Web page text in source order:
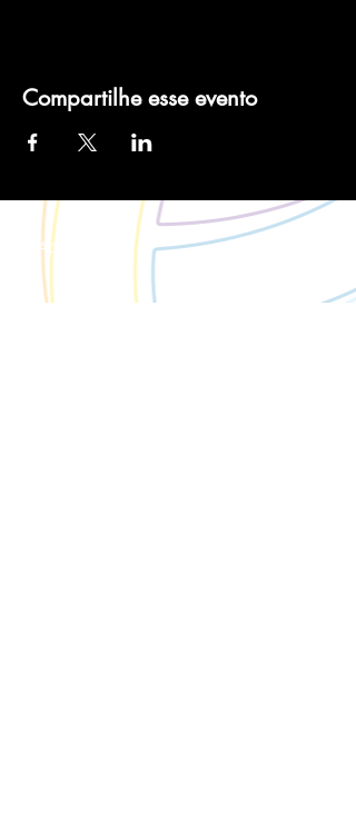
Compartilhe esse evento
Apoio: